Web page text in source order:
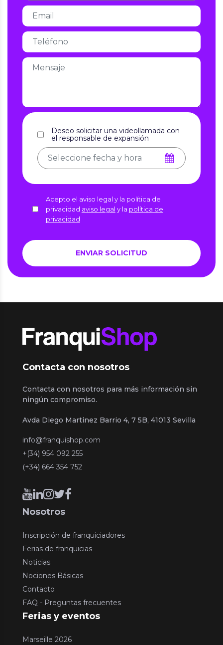
Deseo solicitar una videollamada con
el responsable de expansión
Acepto el aviso legal y la política de
privacidad aviso legal y la política de
privacidad
Contacta con nosotros
Contacta con nosotros para más información sin
ningún compromiso.
Avda Diego Martinez Barrio 4, 7 5B, 41013 Sevilla
info@franquishop.com
+(34) 954 092 255
(+34) 664 354 752
Nosotros
Inscripción de franquiciadores
Ferias de franquicias
Noticias
Nociones Básicas
Contacto
FAQ - Preguntas frecuentes
Ferias y eventos
Marseille 2026